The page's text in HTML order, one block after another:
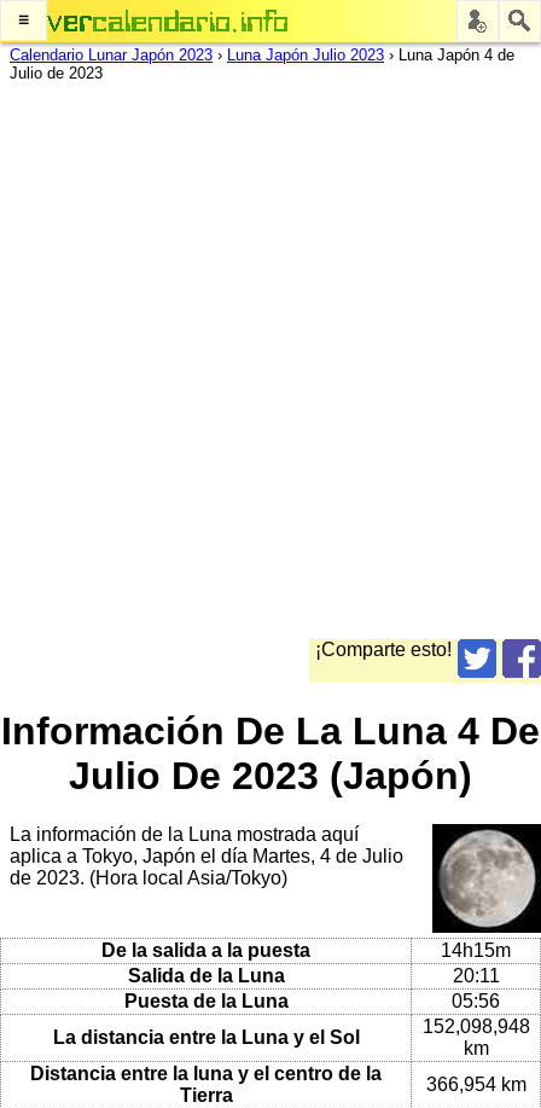
≡
Calendario Lunar Japón 2023 › Luna Japón Julio 2023 › Luna Japón 4 de
Julio de 2023
¡Comparte esto!
Información De La Luna 4 De
Julio De 2023 (Japón)
La información de la Luna mostrada aquí
aplica a Tokyo, Japón el día Martes, 4 de Julio
de 2023. (Hora local Asia/Tokyo)
De la salida a la puesta
14h15m
Salida de la Luna
20:11
Puesta de la Luna
05:56
La distancia entre la Luna y el Sol
152,098,948
km
Distancia entre la luna y el centro de la
Tierra
366,954 km